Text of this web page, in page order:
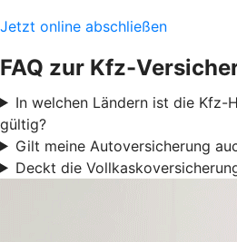
Jetzt online abschließen
FAQ zur Kfz-
In welchen Ländern ist die Kfz-
gültig?
Gilt meine Autoversicherung
Deckt die